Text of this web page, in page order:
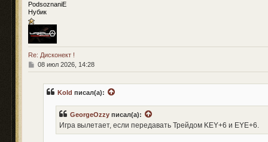
PodsoznaniE
Нубик
Re: Дисконект !
С
о
08 июл 2026, 14:28
Kold писал(а):
GeorgeOzzy писал(а):
Игра вылетает, если передавать Трейдом KEY+6 и EYE+6.